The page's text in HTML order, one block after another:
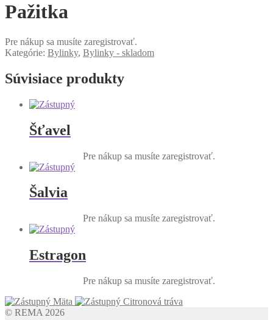
Pažitka
Pre nákup sa musíte zaregistrovať.
Kategórie: Bylinky, Bylinky - skladom
Súvisiace produkty
Šťavel
Pre nákup sa musíte zaregistrovať.
Šalvia
Pre nákup sa musíte zaregistrovať.
Estragon
Pre nákup sa musíte zaregistrovať.
Mäta
Citronová tráva
© REMA 2026